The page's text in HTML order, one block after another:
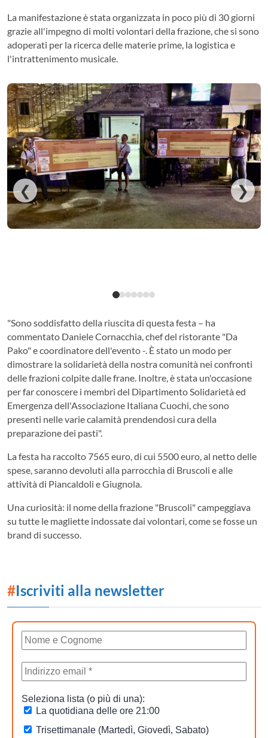
La manifestazione è stata organizzata in poco più di 30 giorni
grazie all'impegno di molti volontari della frazione, che si sono
adoperati per la ricerca delle materie prime, la logistica e
l'intrattenimento musicale.
❮ ❯
"Sono soddisfatto della riuscita di questa festa – ha
commentato Daniele Cornacchia, chef del ristorante "Da
Pako" e coordinatore dell'evento -. È stato un modo per
dimostrare la solidarietà della nostra comunità nei confronti
delle frazioni colpite dalle frane. Inoltre, è stata un'occasione
per far conoscere i membri del Dipartimento Solidarietà ed
Emergenza dell'Associazione Italiana Cuochi, che sono
presenti nelle varie calamità prendendosi cura della
preparazione dei pasti".
La festa ha raccolto 7565 euro, di cui 5500 euro, al netto delle
spese, saranno devoluti alla parrocchia di Bruscoli e alle
attività di Piancaldoli e Giugnola.
Una curiosità: il nome della frazione "Bruscoli" campeggiava
su tutte le magliette indossate dai volontari, come se fosse un
brand di successo.
#Iscriviti alla newsletter